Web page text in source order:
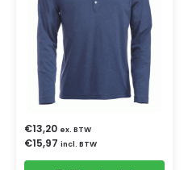
€13,20 ex. BTW
€15,97 incl. BTW